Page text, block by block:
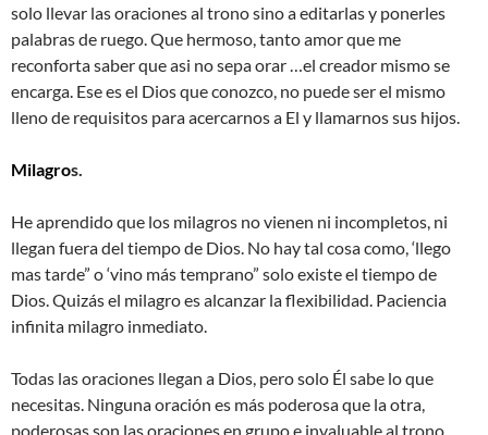
solo llevar las oraciones al trono sino a editarlas y ponerles
palabras de ruego. Que hermoso, tanto amor que me
reconforta saber que asi no sepa orar …el creador mismo se
encarga. Ese es el Dios que conozco, no puede ser el mismo
lleno de requisitos para acercarnos a El y llamarnos sus hijos.
Milagros.
He aprendido que los milagros no vienen ni incompletos, ni
llegan fuera del tiempo de Dios. No hay tal cosa como, ‘llego
mas tarde” o ‘vino más temprano” solo existe el tiempo de
Dios. Quizás el milagro es alcanzar la flexibilidad. Paciencia
infinita milagro inmediato.
Todas las oraciones llegan a Dios, pero solo Él sabe lo que
necesitas. Ninguna oración es más poderosa que la otra,
poderosas son las oraciones en grupo e invaluable al trono